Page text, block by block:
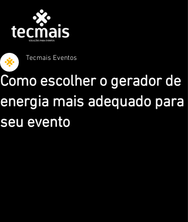
Como escolher o gerador de
energia mais adequado para
seu evento
Tecmais Eventos